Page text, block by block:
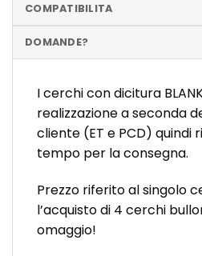
COMPATIBILITA
DOMANDE?
I cerchi con dicitura
realizzazione a seconda
cliente (ET e PCD) quindi
tempo per la consegna.
Prezzo riferito al singolo
l’acquisto di 4 cerchi
omaggio!